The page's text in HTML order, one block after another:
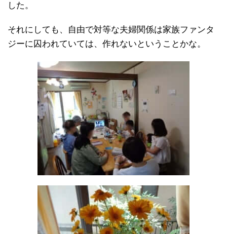
した。
それにしても、自由で対等な夫婦関係は家族ファンタ
ジーに囚われていては、作れないということかな。